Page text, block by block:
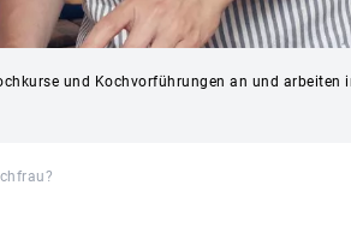
und Kochvorführungen an und arbeiten